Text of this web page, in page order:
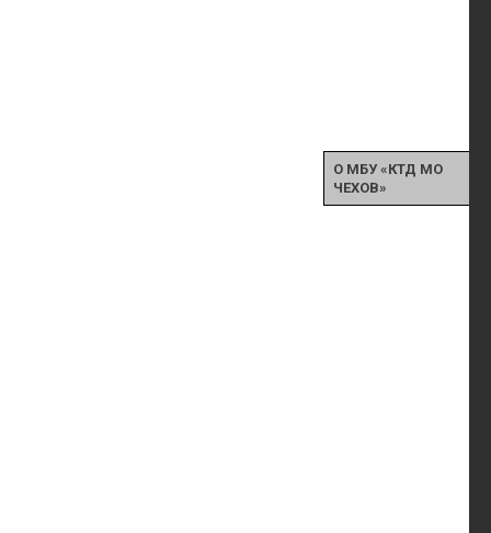
О МБУ «КТД МО
ЧЕХОВ»